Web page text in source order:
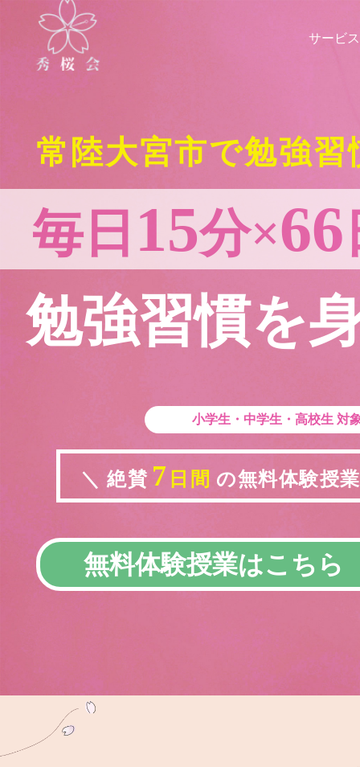
サービス
常陸大宮市で勉強
毎日 15分×66
勉強習慣を
小学生・中学生・高校生 対
＼ 絶賛 7 日間 の無料体験授
無料体験授業はこちら